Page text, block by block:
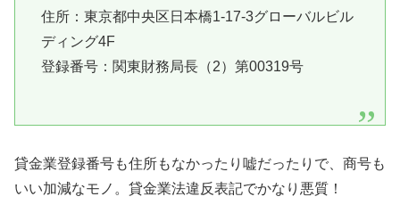
住所：東京都中央区日本橋1-17-3グローバルビル
ディング4F
登録番号：関東財務局長（2）第00319号
貸金業登録番号も住所もなかったり嘘だったりで、商号も
いい加減なモノ。貸金業法違反表記でかなり悪質！